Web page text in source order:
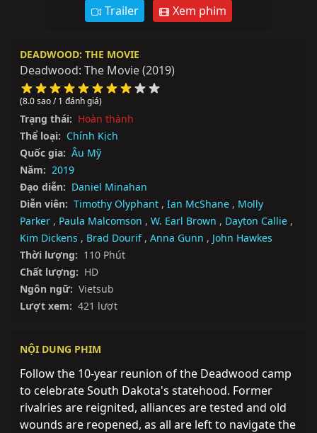
Trailer Xem phim
DEADWOOD: THE MOVIE
Deadwood: The Movie(2019)
(8.0 sao / 1 đánh giá)
Trạng thái: Hoàn thành
Thể loại: Chính Kịch
Quốc gia: Âu Mỹ
Năm: 2019
Đạo diễn: Daniel Minahan
Diễn viên: Timothy Olyphant , Ian McShane , Molly
Parker , Paula Malcomson , W. Earl Brown , Dayton Callie ,
Kim Dickens , Brad Dourif , Anna Gunn , John Hawkes
Thời lượng: 110 Phút
Chất lượng: HD
Ngôn ngữ: Vietsub
Lượt xem: 421 lượt
NỘI DUNG PHIM
Follow the 10-year reunion of the Deadwood camp
to celebrate South Dakota's statehood. Former
rivalries are reignited, alliances are tested and old
wounds are reopened, as all are left to navigate the